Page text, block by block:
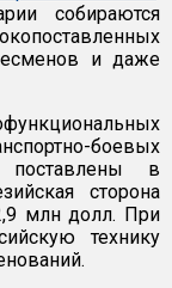
собираются
и даже
боевых
в
сторона
млн долл. При
технику